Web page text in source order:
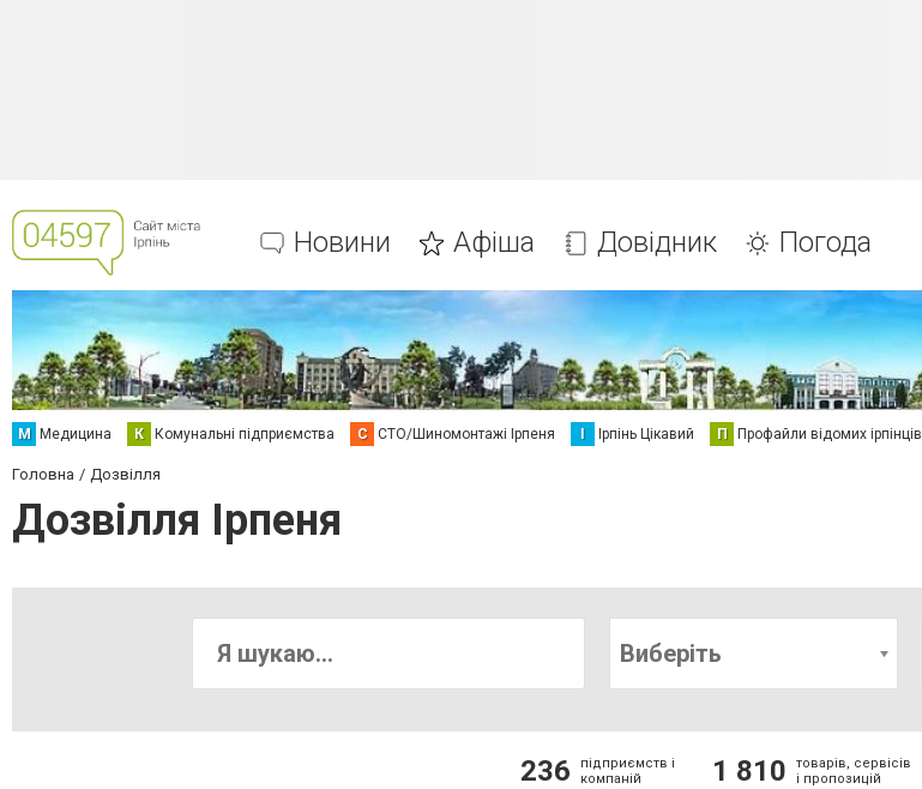
Новини Афіша Довідник Погода
М Медицина К Комунальні підприємства С СТО/Шиномонтажі Ірпеня І Ірпінь Цікавий П Профайли відомих ірпінців
Головна Дозвілля
Дозвілля Ірпеня
Виберіть
236
підприємств і
компаній
1 810
товарів, сервісів
і пропозицій